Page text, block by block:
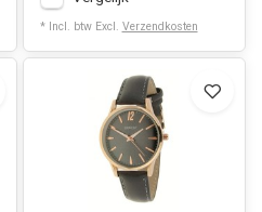
* Incl. btw Excl. Verzendkosten